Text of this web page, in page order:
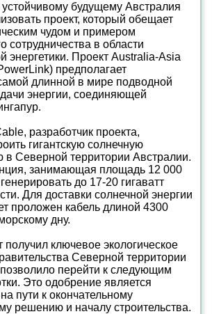
будущему Австралия
проект, который обещает
чудом и примером
сотрудничества в области
энергетики. Проект Australia-Asia
предполагает
длинной в мире подводной
энергии, соединяющей
разработчик проекта,
гигантскую солнечную
в Северной территории Австралии.
занимающая площадь 12 000
до 17-20 гигаватт
Для доставки солнечной энергии
проложен кабель длиной 4300
дну.
получил ключевое экологическое
Северной территории
перейти к следующим
Это одобрение является
пути к окончательному
решению и началу строительства.